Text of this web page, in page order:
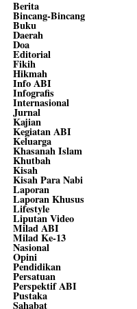
Berita
Bincang-Bincang
Buku
Daerah
Doa
Editorial
Fikih
Hikmah
Info ABI
Infografis
Internasional
Jurnal
Kajian
Kegiatan ABI
Keluarga
Khasanah Islam
Khutbah
Kisah
Kisah Para Nabi
Laporan
Laporan Khusus
Lifestyle
Liputan Video
Milad ABI
Milad Ke-13
Nasional
Opini
Pendidikan
Persatuan
Perspektif ABI
Pustaka
Sahabat